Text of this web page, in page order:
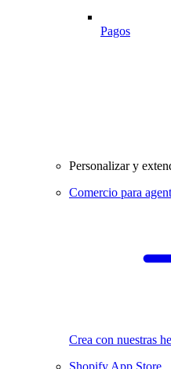
Pagos
Personalizar y
Comercio para
Crea con nuestras
Shopify App Store